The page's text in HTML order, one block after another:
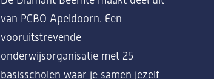
van PCBO Apeldoorn. Een
vooruitstrevende
onderwijsorganisatie met 25
basisscholen waar je samen jezelf